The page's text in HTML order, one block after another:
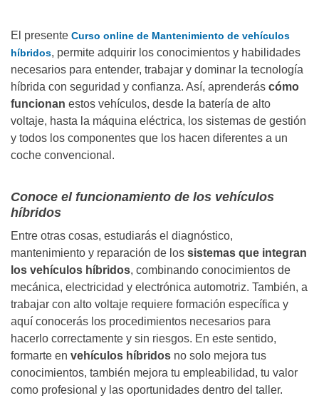
El presente Curso online de Mantenimiento de vehículos
híbridos, permite adquirir los conocimientos y habilidades
necesarios para entender, trabajar y dominar la tecnología
híbrida con seguridad y confianza. Así, aprenderás cómo
funcionan estos vehículos, desde la batería de alto
voltaje, hasta la máquina eléctrica, los sistemas de gestión
y todos los componentes que los hacen diferentes a un
coche convencional.
Conoce el funcionamiento de los vehículos
híbridos
Entre otras cosas, estudiarás el diagnóstico,
mantenimiento y reparación de los sistemas que integran
los vehículos híbridos, combinando conocimientos de
mecánica, electricidad y electrónica automotriz. También, a
trabajar con alto voltaje requiere formación específica y
aquí conocerás los procedimientos necesarios para
hacerlo correctamente y sin riesgos. En este sentido,
formarte en vehículos híbridos no solo mejora tus
conocimientos, también mejora tu empleabilidad, tu valor
como profesional y las oportunidades dentro del taller.